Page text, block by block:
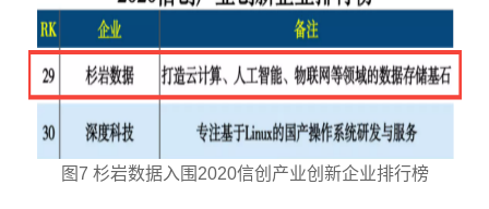
图7 杉岩数据入围2020信创产业创新企业排行榜